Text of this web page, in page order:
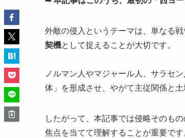
外敵の侵入というテーマは、単なる
契機として捉えることが大切です。
ノルマン人やマジャール人、サラセ
体」を形成させ、やがて主従関係と
したがって、本記事では侵略そのもの
焦点を当てて理解することが重要です